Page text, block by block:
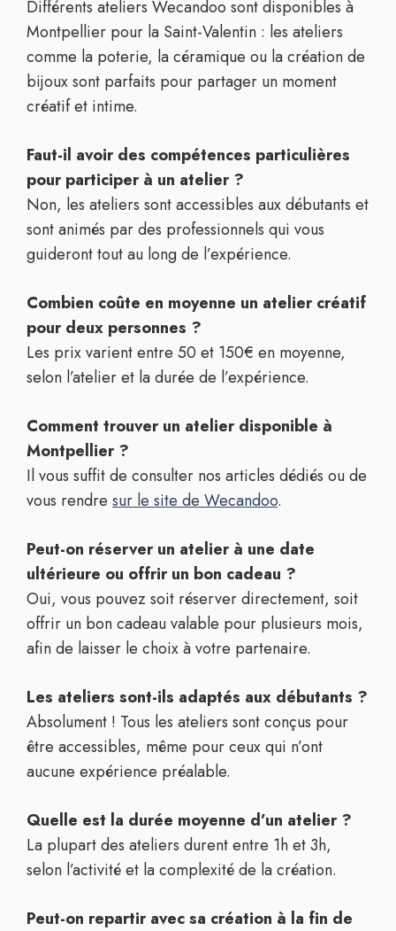
Différents ateliers Wecandoo sont disponibles à
Montpellier pour la Saint-Valentin : les ateliers
comme la poterie, la céramique ou la création de
bijoux sont parfaits pour partager un moment
créatif et intime.
Faut-il avoir des compétences particulières
pour participer à un atelier ?
Non, les ateliers sont accessibles aux débutants et
sont animés par des professionnels qui vous
guideront tout au long de l’expérience.
Combien coûte en moyenne un atelier créatif
pour deux personnes ?
Les prix varient entre 50 et 150€ en moyenne,
selon l’atelier et la durée de l’expérience.
Comment trouver un atelier disponible à
Montpellier ?
Il vous suffit de consulter nos articles dédiés ou de
vous rendre sur le site de Wecandoo.
Peut-on réserver un atelier à une date
ultérieure ou offrir un bon cadeau ?
Oui, vous pouvez soit réserver directement, soit
offrir un bon cadeau valable pour plusieurs mois,
afin de laisser le choix à votre partenaire.
Les ateliers sont-ils adaptés aux débutants ?
Absolument ! Tous les ateliers sont conçus pour
être accessibles, même pour ceux qui n’ont
aucune expérience préalable.
Quelle est la durée moyenne d’un atelier ?
La plupart des ateliers durent entre 1h et 3h,
selon l’activité et la complexité de la création.
Peut-on repartir avec sa création à la fin de